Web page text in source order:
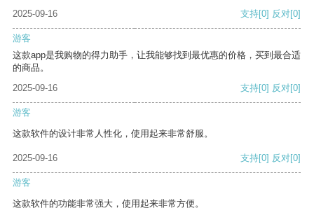
2025-09-16
支持[0] 反对[0]
游客
这款app是我购物的得力助手，让我能够找到最优惠的价格，买到最合适
的商品。
2025-09-16
支持[0] 反对[0]
游客
这款软件的设计非常人性化，使用起来非常舒服。
2025-09-16 支持[0] 反对[0]
游客
这款软件的功能非常强大，使用起来非常方便。